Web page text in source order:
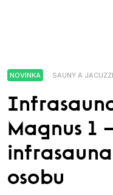
NOVINKA SAUNY A JACUZZI
Magnus 1
osobu